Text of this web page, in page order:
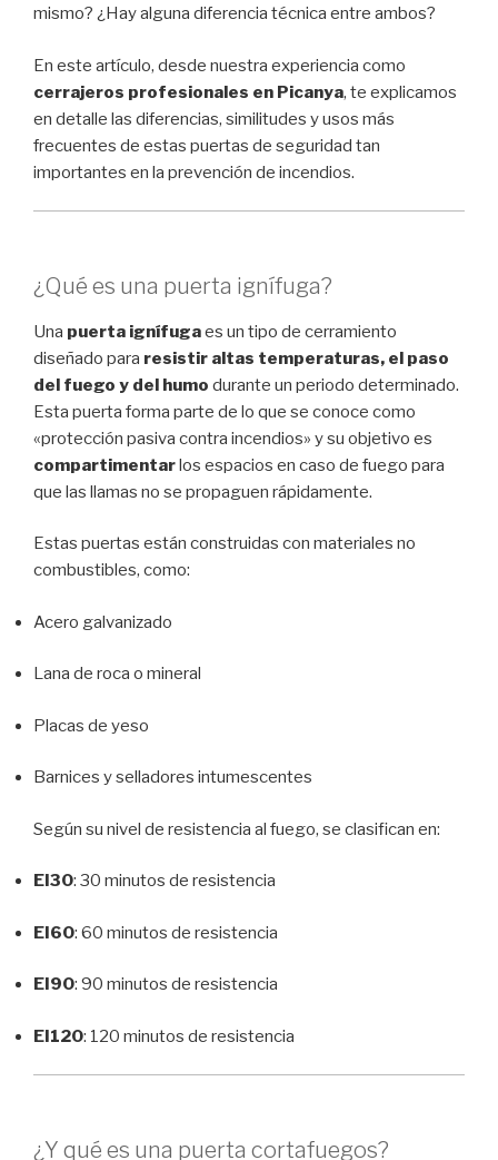
mismo? ¿Hay alguna diferencia técnica entre ambos?
En este artículo, desde nuestra experiencia como
cerrajeros profesionales en Picanya, te explicamos
en detalle las diferencias, similitudes y usos más
frecuentes de estas puertas de seguridad tan
importantes en la prevención de incendios.
¿Qué es una puerta ignífuga?
Una puerta ignífugaes un tipo de cerramiento
diseñado para resistir altas temperaturas, el paso
del fuego y del humo durante un periodo determinado.
Esta puerta forma parte de lo que se conoce como
«protección pasiva contra incendios» y su objetivo es
compartimentarlos espacios en caso de fuego para
que las llamas no se propaguen rápidamente.
Estas puertas están construidas con materiales no
combustibles, como:
Acero galvanizado
Lana de roca o mineral
Placas de yeso
Barnices y selladores intumescentes
Según su nivel de resistencia al fuego, se clasifican en:
EI30: 30 minutos de resistencia
EI60: 60 minutos de resistencia
EI90: 90 minutos de resistencia
EI120: 120 minutos de resistencia
¿Y qué es una puerta cortafuegos?